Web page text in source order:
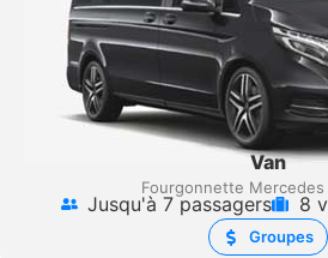
Van
Fourgonnette Mercedes
Jusqu'à 7 passagers 8
Groupes